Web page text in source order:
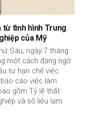
từ tình hình Trung
của Mỹ
Sáu, ngày 7 tháng
một cách đáng ngờ
tư hạn chế việc
cáo việc làm
gồm Tỷ lệ thất
và số liệu lạm